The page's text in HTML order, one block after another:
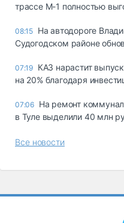
трассе М-1 полностью
08:15 На автодороге
Судогодском районе
07:19 КАЗ нарастит
на 20% благодаря
07:06 На ремонт
в Туле выделили 40 млн
Все новости